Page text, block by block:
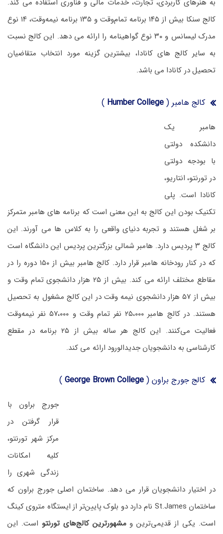
به هنرهای کاربردی، تجارت، خدمات مالی و فناوری استفاده می کند.
کالج سنکا بیش از ۱۴۵ برنامه تمام‌وقت و ۱۳۵ برنامه نیمه‌وقت، ۱۴ نوع
مدرک لیسانس و ۳۰ نوع گواهینامه را ارائه می دهد. این کالج نسبت
به سایر کالج های کانادا، بیشترین گزینه مورد انتخاب متقاضیان
تحصیل در کانادا می باشد.
کالج هامبر ( Humber College
)
هامبر یک
دانشکده دولتی
با بودجه دولتی
در تورنتو، انتاریو،
کانادا است. پلی
تکنیک بودن این کالج به این معنی است که برنامه های هامبر متمرکز
بر شغل هستند و تجربه دنیای واقعی را به کلاس ها می آورند. این
کالج ۳ پردیس دارد. هامبر شمالی بزرگترین پردیس این دانشگاه است
که در کنار رودخانه هامبر قرار دارد. کالج هامبر بیش از ۱۵۰ دوره را در
مقاطع مختلف ارائه می کند. بیش از ۲۵ هزار دانشجوی تمام وقت و
بیش از ۵۷ هزار دانشجوی نیمه وقت در این کالج مشغول به تحصیل
هستند. در کالج هامبر ۲۵،۰۰۰ نفر تمام‌ وقت و ۵۷،۰۰۰ نفر نیمه‌وقت
فعالیت می‌کنند. این کالج هر ساله بیش از ۲۵ برنامه در مقطع
کارشناسی به دانشجویان جدیدالورود ارائه می کند.
کالج جورج براون ( George Brown College
)
جورج براون با
قرار گرفتن در
مرکز شهر تورنتو،
کلیه امکانات
زندگی شهری را
در اختیار دانشجویان قرار می دهد. ساختمان اصلی جورج براون که
ساختمان St.James نام دارد دو بلوک پایین‌تر از ایستگاه متروی کینگ
است. یکی از قدیمی‌ترین ومشهورترین کالج‌های تورنتو است. این